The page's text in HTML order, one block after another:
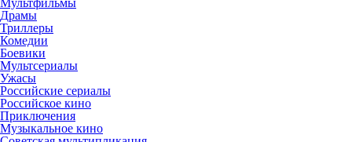
Драмы
Триллеры
Комедии
Боевики
Мультсериалы
Ужасы
Российские сериалы
Российское кино
Приключения
Музыкальное кино